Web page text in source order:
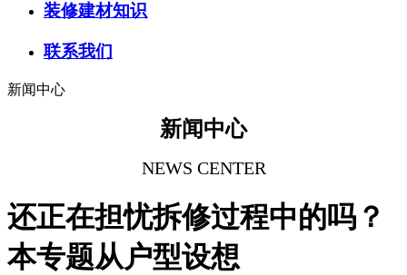
装修建材知识
联系我们
新闻中心
新闻中心
NEWS CENTER
还正在担忧拆修过程中的吗？
本专题从户型设想